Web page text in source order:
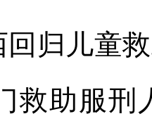
归儿童
救助服刑